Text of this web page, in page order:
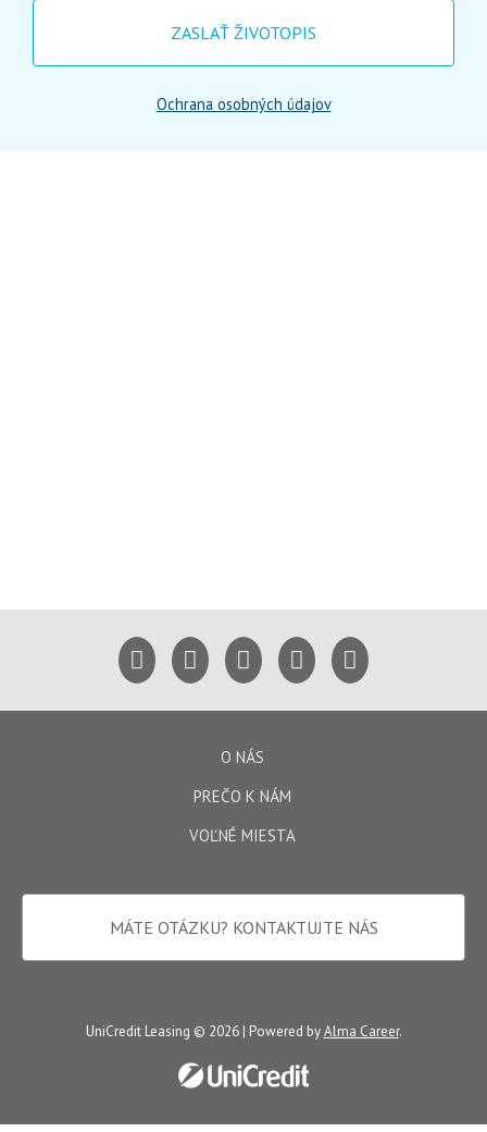
ZASLAŤ ŽIVOTOPIS
Ochrana osobných údajov
O NÁS
PREČO K NÁM
VOĽNÉ MIESTA
MÁTE OTÁZKU? KONTAKTUJTE NÁS
UniCredit Leasing © 2026 | Powered byAlma Career.